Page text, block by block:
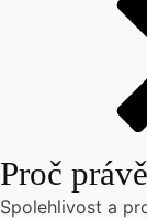
Proč
Spolehlivost a